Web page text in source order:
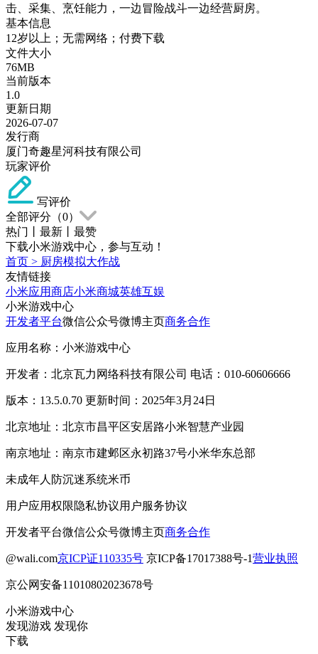
击、采集、烹饪能力，一边冒险战斗一边经营厨房。
基本信息
12岁以上；无需网络；付费下载
文件大小
76MB
当前版本
1.0
更新日期
2026-07-07
发行商
厦门奇趣星河科技有限公司
玩家评价
写评价
全部评分（0）
热门
最新
最赞
下载小米游戏中心，参与互动！
首页 > 厨房模拟大作战
友情链接
小米应用商店小米商城英雄互娱
小米游戏中心
开发者平台微信公众号微博主页商务合作
应用名称：小米游戏中心
开发者：北京瓦力网络科技有限公司 电话：010-60606666
版本：13.5.0.70 更新时间：2025年3月24日
北京地址：北京市昌平区安居路小米智慧产业园
南京地址：南京市建邺区永初路37号小米华东总部
未成年人防沉迷系统米币
用户应用权限隐私协议用户服务协议
开发者平台微信公众号微博主页商务合作
@wali.com京ICP证110335号 京ICP备17017388号-1营业执照
京公网安备11010802023678号
小米游戏中心
发现游戏 发现你
下载